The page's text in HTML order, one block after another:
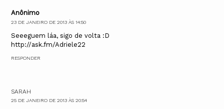
Anônimo
23 DE JANEIRO DE 2013 ÀS 14:50
Seeeguem láa, sigo de volta :D
http://ask.fm/Adriele22
RESPONDER
SARAH
25 DE JANEIRO DE 2013 ÀS 20:54